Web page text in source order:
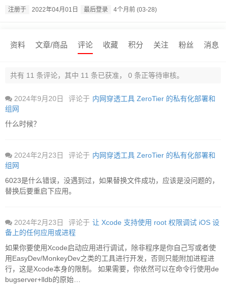
注册于 2022年04月01日 最后登录 4个月前 (03-28)
资料 文章/商品 评论 收藏 积分 关注 粉丝 消息
共有 11 条评论，其中 11 条已获准， 0 条正等待审核。
2024年9月20日 评论于 内网穿透工具 ZeroTier 的私有化部署和
组网
什么时候？
2024年2月23日 评论于 内网穿透工具 ZeroTier 的私有化部署和
组网
6023是什么错误，没遇到过，如果替换文件成功，应该是没问题的，
替换后要重启下应用。
2024年2月23日 评论于 让 Xcode 支持使用 root 权限调试 iOS 设
备上的任何应用或进程
如果你要使用Xcode启动应用进行调试，除非程序是你自己写或者使
用EasyDev/MonkeyDev之类的工具进行开发，否则只能附加进程进
行，这是Xcode本身的限制。 如果需要，你依然可以在命令行使用de
bugserver+lldb的原始…